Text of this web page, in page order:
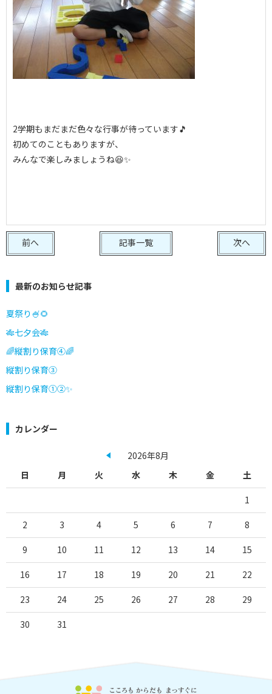
2学期もまだまだ色々な行事が待っています🎵
初めてのこともありますが、
みんなで楽しみましょうね😆✨
前へ 次へ
記事一覧
最新のお知らせ記事
夏祭り🍧🌻
🎋七夕会🎋
🌈縦割り保育④🌈
縦割り保育③
縦割り保育①②✨
カレンダー
2026年8月
日
月 火 水 木 金 土
1
2 3 4 5 6 7 8
9 10 11 12 13 14 15
16 17 18 19 20 21 22
23 24 25 26 27 28 29
30 31